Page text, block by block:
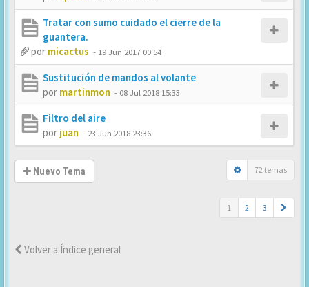
Tratar con sumo cuidado el cierre de la
guantera.
por micactus - 19 Jun 2017 00:54
Sustitución de mandos al volante
por martinmon - 08 Jul 2018 15:33
Filtro del aire
por juan - 23 Jun 2018 23:36
Nuevo Tema 72 temas
1 2 3
Volver a Índice general